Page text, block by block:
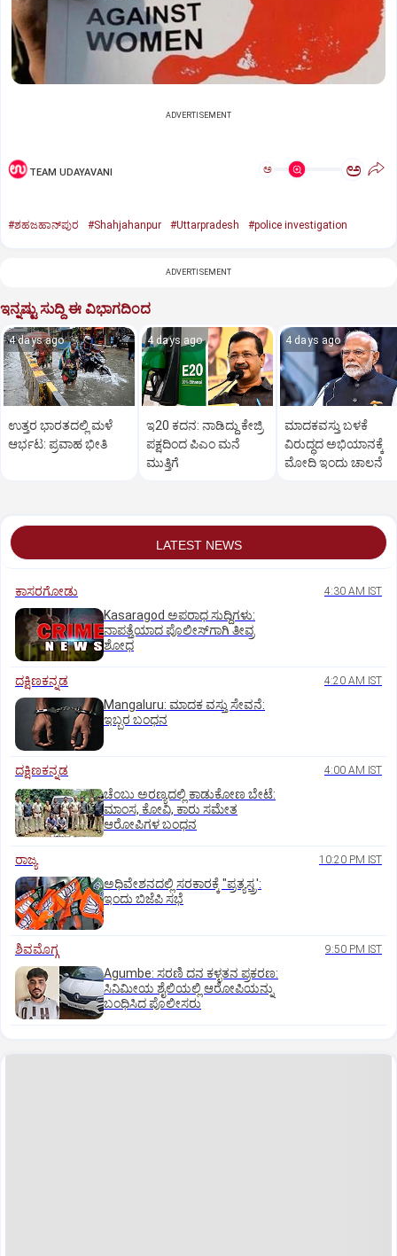
ADVERTISEMENT
TEAM UDAYAVANI ಅ ಅ
#ಶಹಜಹಾನ್‌ಪುರ #Shahjahanpur #Uttarpradesh #police investigation
ADVERTISEMENT
ಇನ್ನಷ್ಟು ಸುದ್ದಿ ಈ ವಿಭಾಗದಿಂದ
4 days ago
ಉತ್ತರ ಭಾರತದಲ್ಲಿ ಮಳೆ
ಆರ್ಭಟ: ಪ್ರವಾಹ ಭೀತಿ
4 days ago
ಇ20 ಕದನ: ನಾಡಿದ್ದು ಕೇಜ್ರಿ
ಪಕ್ಷದಿಂದ ಪಿಎಂ ಮನೆ
ಮುತ್ತಿಗೆ
4 days ago
ಮಾದಕವಸ್ತು ಬಳಕೆ
ವಿರುದ್ಧದ ಅಭಿಯಾನಕ್ಕೆ
ಮೋದಿ ಇಂದು ಚಾಲನೆ
LATEST NEWS
ಕಾಸರಗೋಡು 4:30 AM IST
Kasaragod ಅಪರಾಧ ಸುದ್ದಿಗಳು:
ನಾಪತ್ತೆಯಾದ ಪೊಲೀಸ್‌ಗಾಗಿ ತೀವ್ರ
ಶೋಧ
ದಕ್ಷಿಣಕನ್ನಡ 4:20 AM IST
Mangaluru: ಮಾದಕ ವಸ್ತು ಸೇವನೆ:
ಇಬ್ಬರ ಬಂಧನ
ದಕ್ಷಿಣಕನ್ನಡ 4:00 AM IST
ಚೆಂಬು ಅರಣ್ಯದಲ್ಲಿ ಕಾಡುಕೋಣ ಬೇಟೆ:
ಮಾಂಸ, ಕೋವಿ, ಕಾರು ಸಮೇತ
ಆರೋಪಿಗಳ ಬಂಧನ
ರಾಜ್ಯ 10:20 PM IST
ಅಧಿವೇಶನದಲ್ಲಿ ಸರಕಾರಕ್ಕೆ "ಪ್ರತ್ಯಸ್ತ್ರ':
ಇಂದು ಬಿಜೆಪಿ ಸಭೆ
ಶಿವಮೊಗ್ಗ 9:50 PM IST
Agumbe: ಸರಣಿ ದನ ಕಳ್ಳತನ ಪ್ರಕರಣ:
ಸಿನಿಮೀಯ ಶೈಲಿಯಲ್ಲಿ ಆರೋಪಿಯನ್ನು
ಬಂಧಿಸಿದ ಪೊಲೀಸರು